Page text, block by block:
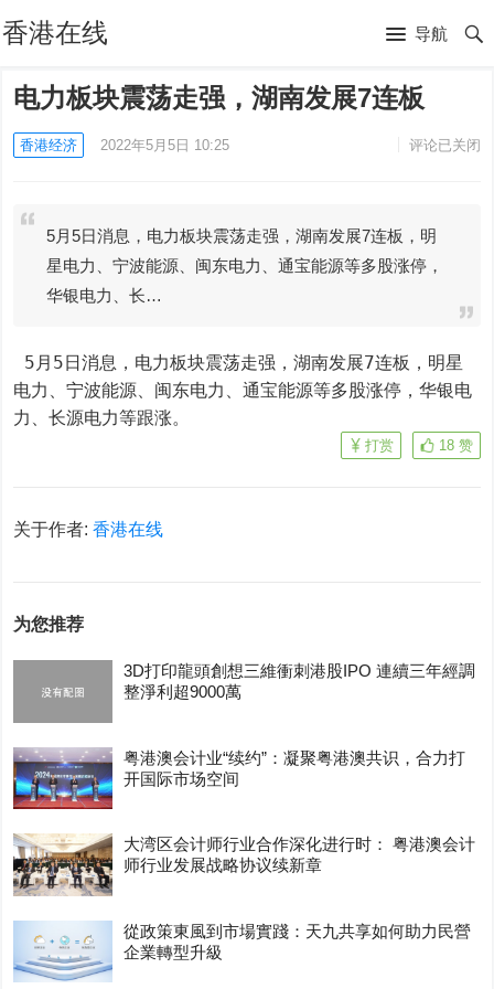
香港在线 导航
电力板块震荡走强，湖南发展7连板
香港经济 2022年5月5日 10:25 评论已关闭
5月5日消息，电力板块震荡走强，湖南发展7连板，明
星电力、宁波能源、闽东电力、通宝能源等多股涨停，
华银电力、长…
电力、宁波能源、闽东电力、通宝能源等多股涨停，华银电
力、长源电力等跟涨。
18 赞
打赏
关于作者:香港在线
为您推荐
3D打印龍頭創想三維衝刺港股IPO 連續三年經調
整淨利超9000萬
粤港澳会计业“续约”：凝聚粤港澳共识，合力打
开国际市场空间
大湾区会计师行业合作深化进行时： 粤港澳会计
师行业发展战略协议续新章
從政策東風到市場實踐：天九共享如何助力民營
企業轉型升級